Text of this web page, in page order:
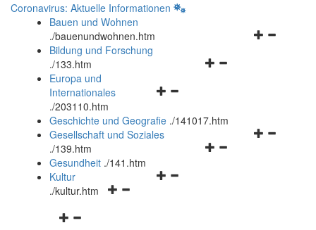
Coronavirus: Aktuelle Informationen
Bauen und Wohnen
./bauenundwohnen.htm
Navigationsmenü
Bildung und Forschung
./133.htm
Navigationsmenü
und
schließen
Europa und
Internationales
./203110.htm
Geschichte und Geografie ./141017.htm
Navigationsmenü
Gesellschaft und Soziales
./139.htm
Navigationsmenü
Gesundheit ./141.htm
Navigationsmenü
Kultur
./kultur.htm
Navigationsmenü